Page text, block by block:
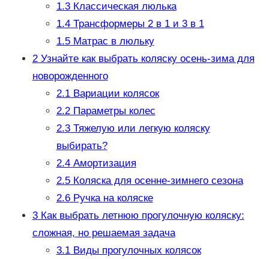
1.3Классическая люлька
1.4Трансформеры 2 в 1 и 3 в 1
1.5Матрас в люльку
2Узнайте как выбрать коляску осень-зима для
новорожденного
2.1Вариации колясок
2.2Параметры колес
2.3Тяжелую или легкую коляску
выбирать?
2.4Амортизация
2.5Коляска для осенне-зимнего сезона
2.6Ручка на коляске
3Как выбрать летнюю прогулочную коляску:
сложная, но решаемая задача
3.1Виды прогулочных колясок